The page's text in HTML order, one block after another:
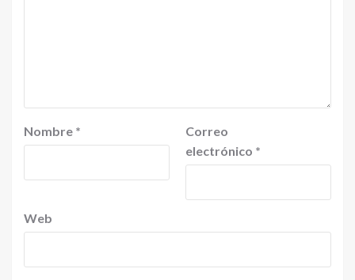
Nombre *
Correo
electrónico *
Web